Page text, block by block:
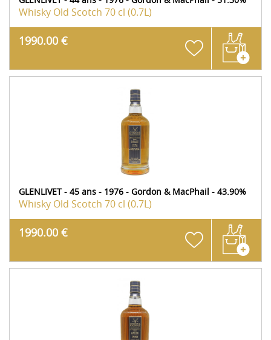
Whisky Old Scotch 70 cl (0.7L)
1990.00 €
GLENLIVET - 45 ans - 1976 - Gordon & MacPhail - 43.90%
Whisky Old Scotch 70 cl (0.7L)
1990.00 €